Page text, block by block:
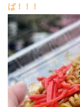
ば！！！